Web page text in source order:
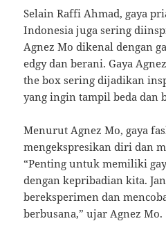
Selain Raffi Ahmad, gaya
Indonesia juga sering
Agnez Mo dikenal dengan
edgy dan berani. Gaya
the box sering dijadikan
yang ingin tampil beda dan
Menurut Agnez Mo, gaya
mengekspresikan diri dan
“Penting untuk memiliki
dengan kepribadian kita.
bereksperimen dan
berbusana,” ujar Agnez Mo.